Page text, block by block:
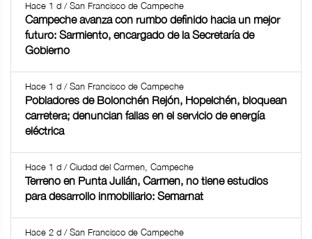
Hace 1 d / San Francisco de Campeche
Campeche avanza con rumbo definido hacia un mejor
futuro: Sarmiento, encargado de la Secretaría de
Gobierno
Hace 1 d / San Francisco de Campeche
Pobladores de Bolonchén Rejón, Hopelchén, bloquean
carretera; denuncian fallas en el servicio de energía
eléctrica
Hace 1 d / Ciudad del Carmen, Campeche
Terreno en Punta Julián, Carmen, no tiene estudios
para desarrollo inmobiliario: Semarnat
Hace 2 d / San Francisco de Campeche